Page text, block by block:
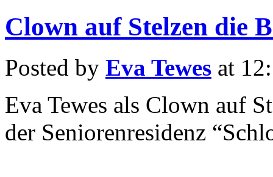
Clown auf Stelzen die
Posted by Eva Tewes at
Eva Tewes als Clown auf
der Seniorenresidenz